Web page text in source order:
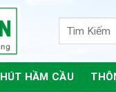
HÚT HẦM CẦU